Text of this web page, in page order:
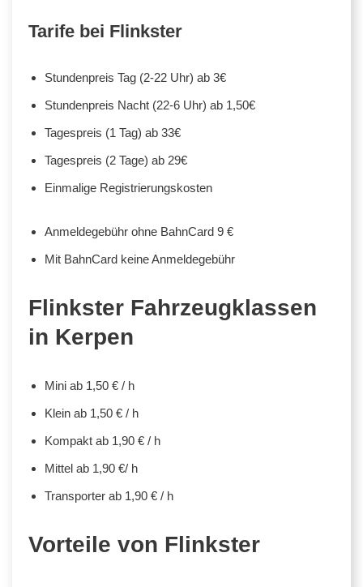
Tarife bei Flinkster
Stundenpreis Tag (2-22 Uhr) ab 3€
Stundenpreis Nacht (22-6 Uhr) ab 1,50€
Tagespreis (1 Tag) ab 33€
Tagespreis (2 Tage) ab 29€
Einmalige Registrierungskosten
Anmeldegebühr ohne BahnCard 9 €
Mit BahnCard keine Anmeldegebühr
Flinkster Fahrzeugklassen
in Kerpen
Mini ab 1,50 € / h
Klein ab 1,50 € / h
Kompakt ab 1,90 € / h
Mittel ab 1,90 €/ h
Transporter ab 1,90 € / h
Vorteile von Flinkster